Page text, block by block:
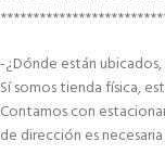
-¿Dónde están
Sí somos tienda física,
Contamos con
de dirección es